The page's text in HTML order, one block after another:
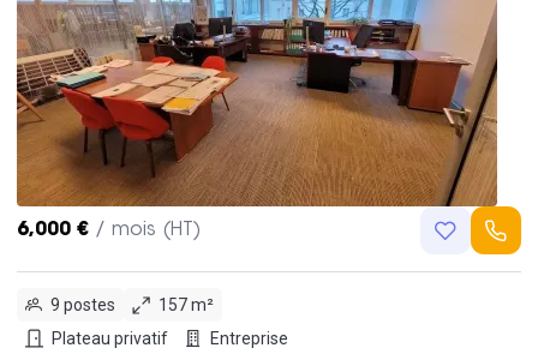
6,000 € / mois (HT)
9 postes
157 m²
Plateau privatif
Entreprise